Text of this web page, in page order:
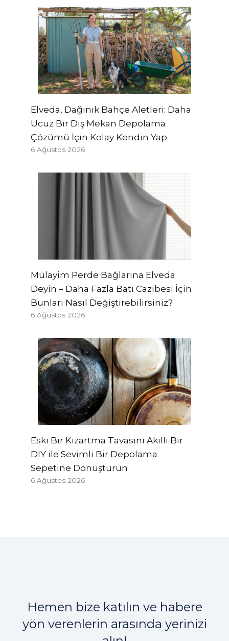
Elveda, Dağınık Bahçe Aletleri: Daha
Ucuz Bir Dış Mekan Depolama
Çözümü İçin Kolay Kendin Yap
6 Ağustos 2026
Mülayim Perde Bağlarına Elveda
Deyin – Daha Fazla Batı Cazibesi İçin
Bunları Nasıl Değiştirebilirsiniz?
6 Ağustos 2026
Eski Bir Kızartma Tavasını Akıllı Bir
DIY ile Sevimli Bir Depolama
Sepetine Dönüştürün
6 Ağustos 2026
Hemen bize katılın ve habere
yön verenlerin arasında yerinizi